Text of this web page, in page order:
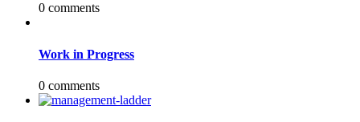
0 comments
Work in Progress
0 comments